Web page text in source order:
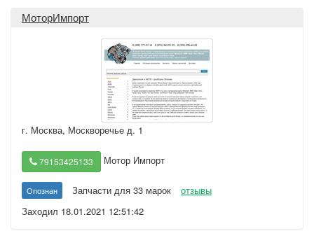
МоторИмпорт
г. Москва, Москворечье д. 1
79153425133 Мотор Импорт
Опознан Запчасти для 33 марок
отзывы
Заходил 18.01.2021 12:51:42